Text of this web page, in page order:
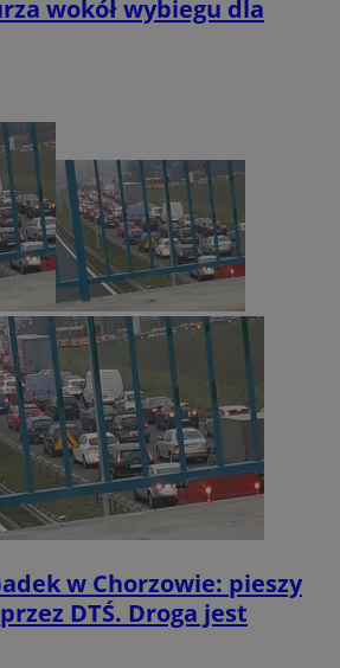
wokół wybiegu dla
w Chorzowie: pieszy
DTŚ. Droga jest